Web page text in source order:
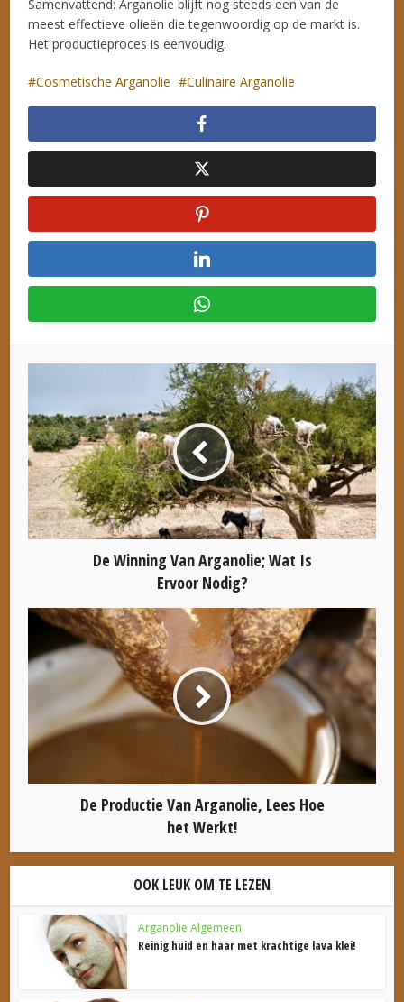
Samenvattend: Arganolie blijft nog steeds een van de
meest effectieve olieën die tegenwoordig op de markt is.
Het productieproces is eenvoudig.
Cosmetische Arganolie Culinaire Arganolie
De Winning Van Arganolie; Wat Is
Ervoor Nodig?
De Productie Van Arganolie, Lees Hoe
het Werkt!
OOK LEUK OM TE LEZEN
Arganolie Algemeen
Reinig huid en haar met krachtige lava klei!